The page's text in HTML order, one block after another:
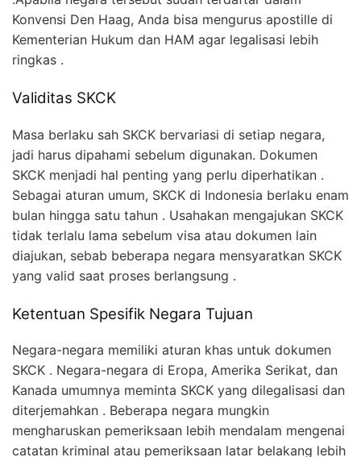
Konvensi Den Haag, Anda bisa mengurus apostille di
Kementerian Hukum dan HAM agar legalisasi lebih
ringkas .
Validitas SKCK
Masa berlaku sah SKCK bervariasi di setiap negara,
jadi harus dipahami sebelum digunakan. Dokumen
SKCK menjadi hal penting yang perlu diperhatikan .
Sebagai aturan umum, SKCK di Indonesia berlaku enam
bulan hingga satu tahun . Usahakan mengajukan SKCK
tidak terlalu lama sebelum visa atau dokumen lain
diajukan, sebab beberapa negara mensyaratkan SKCK
yang valid saat proses berlangsung .
Ketentuan Spesifik Negara Tujuan
Negara-negara memiliki aturan khas untuk dokumen
SKCK . Negara-negara di Eropa, Amerika Serikat, dan
Kanada umumnya meminta SKCK yang dilegalisasi dan
diterjemahkan . Beberapa negara mungkin
mengharuskan pemeriksaan lebih mendalam mengenai
catatan kriminal atau pemeriksaan latar belakang lebih